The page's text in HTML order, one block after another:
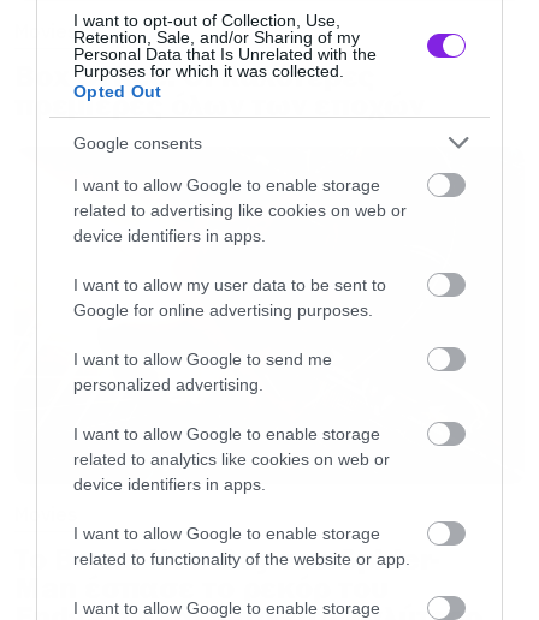
I want to opt-out of Collection, Use,
Retention, Sale, and/or Sharing of my
Personal Data that Is Unrelated with the
Purposes for which it was collected.
Opted Out
Google consents
I want to allow Google to enable storage
related to advertising like cookies on web or
device identifiers in apps.
I want to allow my user data to be sent to
Google for online advertising purposes.
I want to allow Google to send me
personalized advertising.
I want to allow Google to enable storage
related to analytics like cookies on web or
device identifiers in apps.
I want to allow Google to enable storage
related to functionality of the website or app.
I want to allow Google to enable storage
Movies
Box Office: Οι καλύτερες
πρεμιέρες όλων των εποχών
Το Brand New Day του Spider-